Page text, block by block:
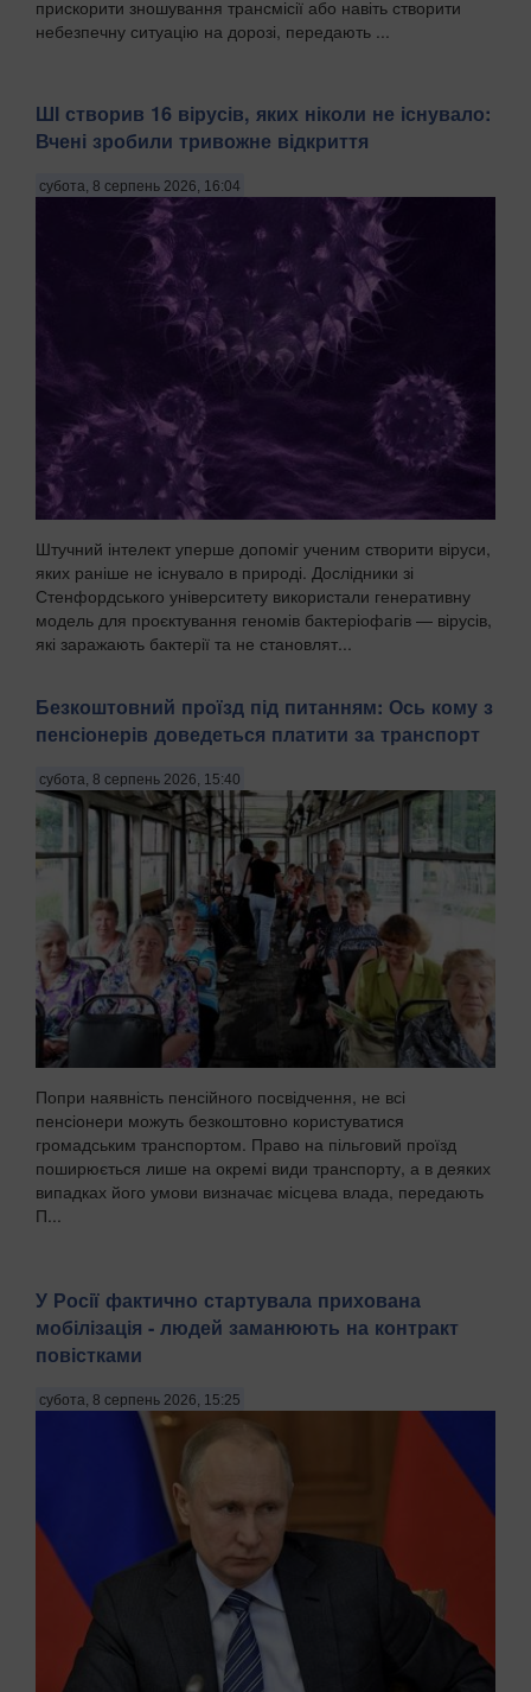
прискорити зношування трансмісії або навіть створити
небезпечну ситуацію на дорозі, передають ...
ШІ створив 16 вірусів, яких ніколи не існувало:
Вчені зробили тривожне відкриття
субота, 8 серпень 2026, 16:04
Штучний інтелект уперше допоміг ученим створити віруси,
яких раніше не існувало в природі. Дослідники зі
Стенфордського університету використали генеративну
модель для проєктування геномів бактеріофагів — вірусів,
які заражають бактерії та не становлят...
Безкоштовний проїзд під питанням: Ось кому з
пенсіонерів доведеться платити за транспорт
субота, 8 серпень 2026, 15:40
Попри наявність пенсійного посвідчення, не всі
пенсіонери можуть безкоштовно користуватися
громадським транспортом. Право на пільговий проїзд
поширюється лише на окремі види транспорту, а в деяких
випадках його умови визначає місцева влада, передають
П...
У Росії фактично стартувала прихована
мобілізація - людей заманюють на контракт
повістками
субота, 8 серпень 2026, 15:25